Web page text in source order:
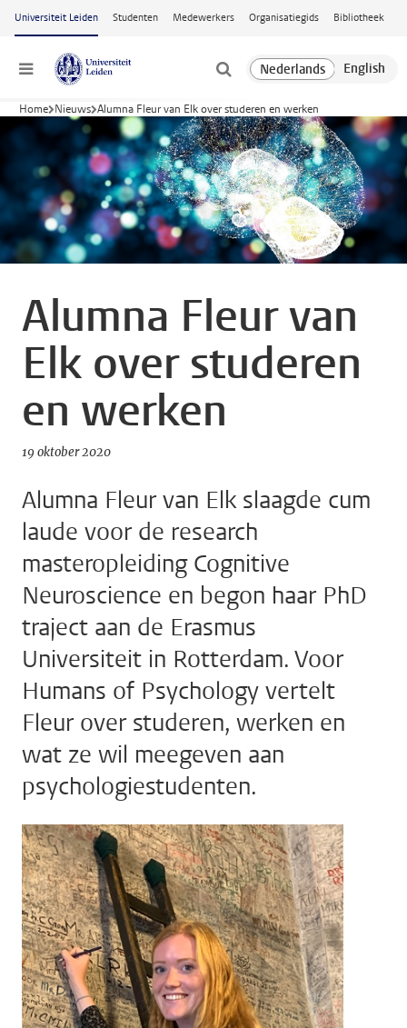
Ga naar hoofdinhoud
Universiteit Leiden Studenten Medewerkers Organisatiegids Bibliotheek
Menu
Home Nieuws Alumna Fleur van Elk over studeren en werken
Alumna Fleur van
Elk over studeren
en werken
19 oktober 2020
Alumna Fleur van Elk slaagde cum
laude voor de research
masteropleiding Cognitive
Neuroscience en begon haar PhD
traject aan de Erasmus
Universiteit in Rotterdam. Voor
Humans of Psychology vertelt
Fleur over studeren, werken en
wat ze wil meegeven aan
psychologiestudenten.